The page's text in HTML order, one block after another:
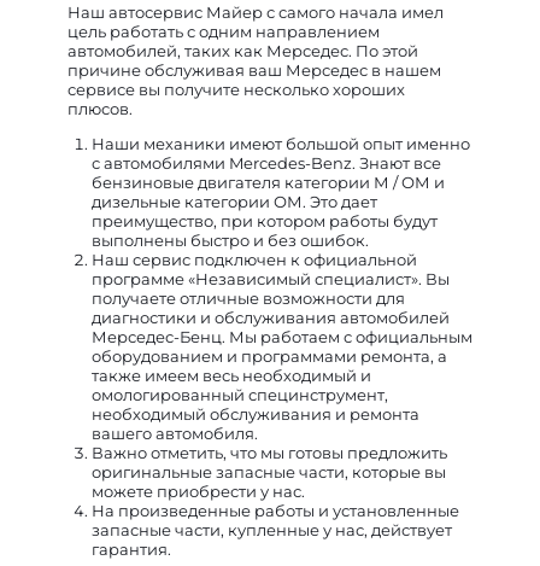
Наш автосервис Майер с самого начала имел
цель работать с одним направлением
автомобилей, таких как Мерседес. По этой
причине обслуживая ваш Мерседес в нашем
сервисе вы получите несколько хороших
плюсов.
Наши механики имеют большой опыт именно
с автомобилями Mercedes-Benz. Знают все
бензиновые двигателя категории М / ОМ и
дизельные категории ОМ. Это дает
преимущество, при котором работы будут
выполнены быстро и без ошибок.
Наш сервис подключен к официальной
программе «Независимый специалист». Вы
получаете отличные возможности для
диагностики и обслуживания автомобилей
Мерседес-Бенц. Мы работаем с официальным
оборудованием и программами ремонта, а
также имеем весь необходимый и
омологированный специнструмент,
необходимый обслуживания и ремонта
вашего автомобиля.
Важно отметить, что мы готовы предложить
оригинальные запасные части, которые вы
можете приобрести у нас.
На произведенные работы и установленные
запасные части, купленные у нас, действует
гарантия.